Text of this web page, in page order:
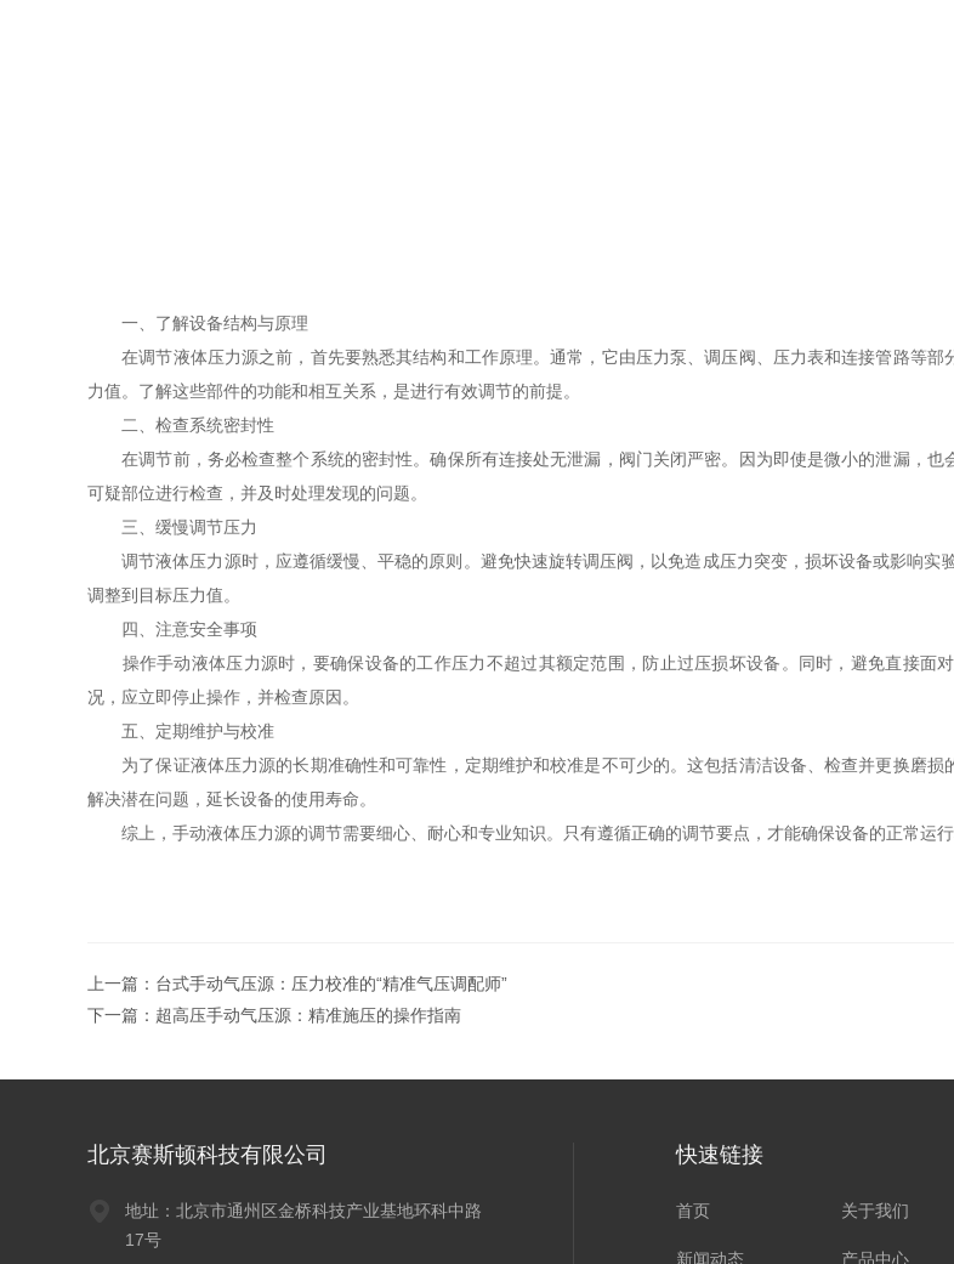
一、了解设备结构与原理
在调节液体压力源之前，首先要熟悉其结构和工作原理。通常，它由压力泵、调压阀、压力表和连接管路等部
力值。了解这些部件的功能和相互关系，是进行有效调节的前提。
二、检查系统密封性
在调节前，务必检查整个系统的密封性。确保所有连接处无泄漏，阀门关闭严密。因为即使是微小的泄漏，也
可疑部位进行检查，并及时处理发现的问题。
三、缓慢调节压力
调节液体压力源时，应遵循缓慢、平稳的原则。避免快速旋转调压阀，以免造成压力突变，损坏设备或影响实
调整到目标压力值。
四、注意安全事项
操作手动液体压力源时，要确保设备的工作压力不超过其额定范围，防止过压损坏设备。同时，避免直接面
况，应立即停止操作，并检查原因。
五、定期维护与校准
为了保证液体压力源的长期准确性和可靠性，定期维护和校准是不可少的。这包括清洁设备、检查并更换磨损
解决潜在问题，延长设备的使用寿命。
综上，手动液体压力源的调节需要细心、耐心和专业知识。只有遵循正确的调节要点，才能确保设备的正常运行
上一篇： 台式手动气压源：压力校准的“精准气压调配师”
下一篇： 超高压手动气压源：精准施压的操作指南
北京赛斯顿科技有限公司
地址：北京市通州区金桥科技产业基地环科中路
17号
快速链接
首页 关于我们
新闻动态 产品中心